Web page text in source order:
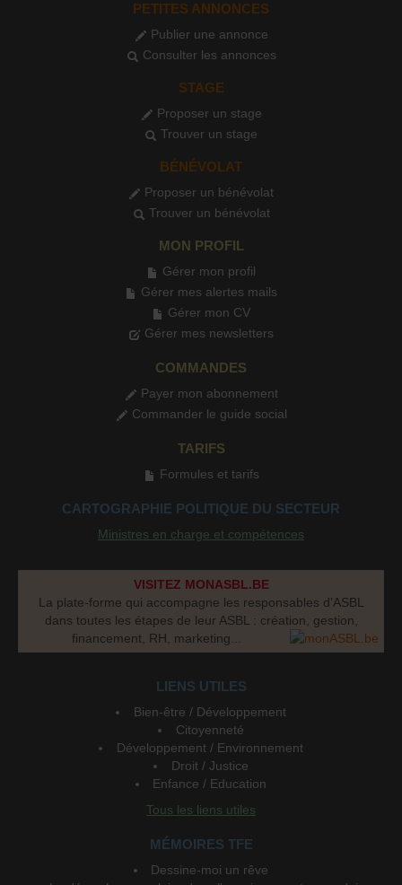
PETITES ANNONCES
Publier une annonce
Consulter les annonces
STAGE
Proposer un stage
Trouver un stage
BÉNÉVOLAT
Proposer un bénévolat
Trouver un bénévolat
MON PROFIL
Gérer mon profil
Gérer mes alertes mails
Gérer mon CV
Gérer mes newsletters
COMMANDES
Payer mon abonnement
Commander le guide social
TARIFS
Formules et tarifs
CARTOGRAPHIE POLITIQUE DU SECTEUR
Ministres en charge et compétences
VISITEZ MONASBL.BE
La plate-forme qui accompagne les responsables d’ASBL
dans toutes les étapes de leur ASBL : création, gestion,
financement, RH, marketing...
LIENS UTILES
Bien-être / Développement
Citoyenneté
Développement / Environnement
Droit / Justice
Enfance / Education
Tous les liens utiles
MÉMOIRES TFE
Dessine-moi un rêve